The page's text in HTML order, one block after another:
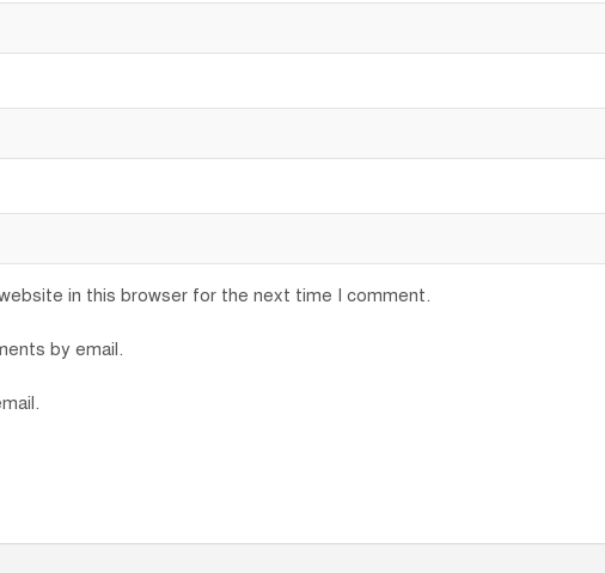
in this browser for the next time I comment.
by email.